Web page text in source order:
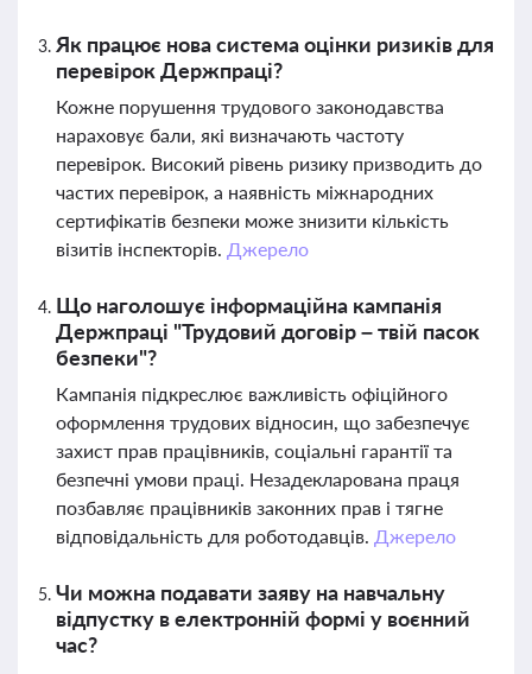
Як працює нова система оцінки ризиків для
перевірок Держпраці?
Кожне порушення трудового законодавства
нараховує бали, які визначають частоту
перевірок. Високий рівень ризику призводить до
частих перевірок, а наявність міжнародних
сертифікатів безпеки може знизити кількість
візитів інспекторів. Джерело
Що наголошує інформаційна кампанія
Держпраці "Трудовий договір – твій пасок
безпеки"?
Кампанія підкреслює важливість офіційного
оформлення трудових відносин, що забезпечує
захист прав працівників, соціальні гарантії та
безпечні умови праці. Незадекларована праця
позбавляє працівників законних прав і тягне
відповідальність для роботодавців. Джерело
Чи можна подавати заяву на навчальну
відпустку в електронній формі у воєнний
час?